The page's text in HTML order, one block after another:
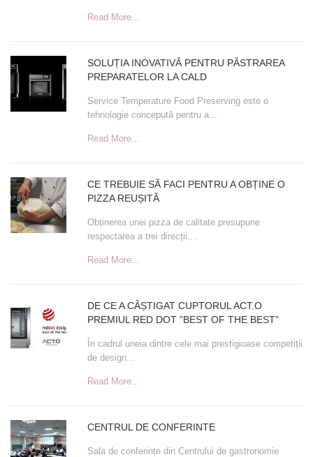
Read More...
SOLUȚIA INOVATIVĂ PENTRU PĂSTRAREA
PREPARATELOR LA CALD
Service Temperature Food Preserving este o
tehnologie concepută pentru a...
Read More...
CE TREBUIE SĂ FACI PENTRU A OBȚINE O
PIZZA REUȘITĂ
Obținerea unei pizza de calitate presupune
respectarea a trei direcții,...
Read More...
DE CE A CÂȘTIGAT CUPTORUL ACT.O
PREMIUL RED DOT ”BEST OF THE BEST”
În cadrul uneia dintre cele mai prestigioase competiții
de design...
Read More...
CENTRUL DE CONFERINTE
Sala de conferințe din Centrului de gastronomie